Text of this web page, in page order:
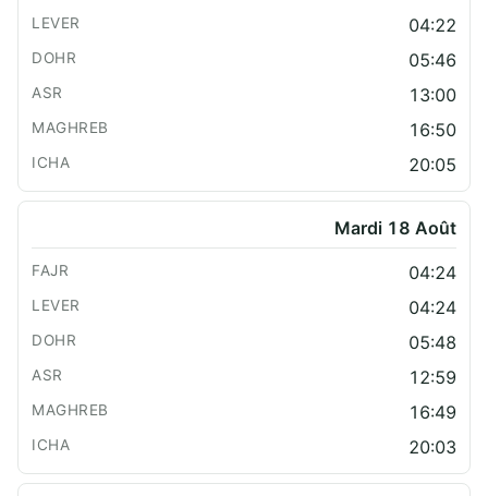
04:22
05:46
13:00
16:50
20:05
Mardi 18 Août
04:24
04:24
05:48
12:59
16:49
20:03